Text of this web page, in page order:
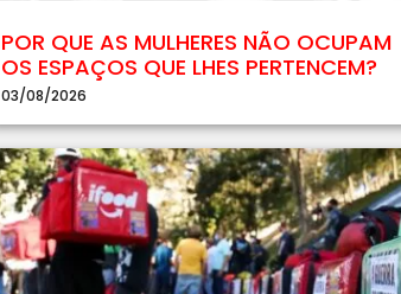
POR QUE AS MULHERES NÃO OCUPAM
OS ESPAÇOS QUE LHES PERTENCEM?
03/08/2026